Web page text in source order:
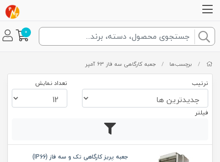
0
/ برچسب‌ها / جعبه کارگاهی سه فاز 63 آمپر
ترتیب تعداد نمایش
فیلتر
جعبه پریز کارگاهی تک و سه فاز (IP66)